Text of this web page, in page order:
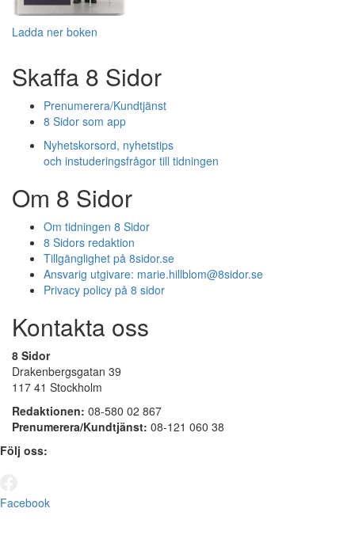
Ladda ner boken
Skaffa 8 Sidor
Prenumerera/Kundtjänst
8 Sidor som app
Nyhetskorsord, nyhetstips
och instuderingsfrågor till tidningen
Om 8 Sidor
Om tidningen 8 Sidor
8 Sidors redaktion
Tillgänglighet på 8sidor.se
Ansvarig utgivare: marie.hillblom@8sidor.se
Privacy policy på 8 sidor
Kontakta oss
8 Sidor
Drakenbergsgatan 39
117 41 Stockholm
Redaktionen: 08-580 02 867
Prenumerera/Kundtjänst: 08-121 060 38
Följ oss:
Facebook